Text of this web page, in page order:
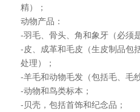
精）；
动物产品：
-羽毛、骨头、角和象牙（必须
-皮、成革和毛皮（生皮制品包
处理）；
-羊毛和动物毛发（包括毛、毛
-动物和鸟类标本；
-贝壳，包括首饰和纪念品；